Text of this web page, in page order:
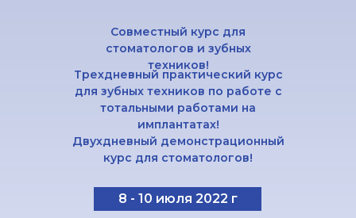
8 - 10 июля 2022 г
Трехдневный практический курс
для зубных техников по работе с
тотальными работами на
имплантатах!
Двухдневный демонстрационный
курс для стоматологов!
Совместный курс для
стоматологов и зубных
техников!